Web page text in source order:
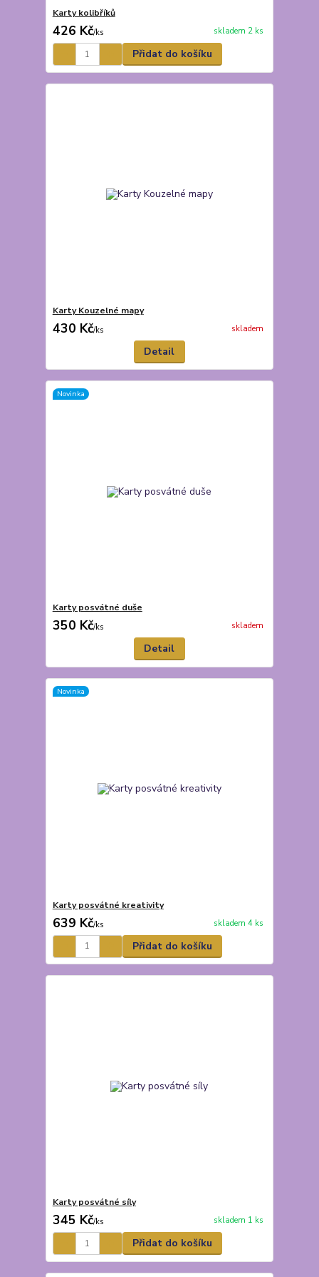
Karty kolibříků
426 Kč/ks skladem 2 ks
Přidat do košíku
Karty Kouzelné mapy
430 Kč/ks skladem
Detail
Novinka
Karty posvátné duše
350 Kč/ks skladem
Detail
Novinka
Karty posvátné kreativity
639 Kč/ks skladem 4 ks
Přidat do košíku
Karty posvátné síly
345 Kč/ks skladem 1 ks
Přidat do košíku